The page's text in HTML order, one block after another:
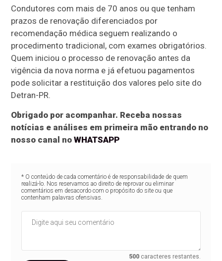
Condutores com mais de 70 anos ou que tenham
prazos de renovação diferenciados por
recomendação médica seguem realizando o
procedimento tradicional, com exames obrigatórios.
Quem iniciou o processo de renovação antes da
vigência da nova norma e já efetuou pagamentos
pode solicitar a restituição dos valores pelo site do
Detran-PR.
Obrigado por acompanhar. Receba nossas
notícias e análises em primeira mão entrando no
nosso canal noWHATSAPP
* O conteúdo de cada comentário é de responsabilidade de quem
realizá-lo. Nos reservamos ao direito de reprovar ou eliminar
comentários em desacordo com o propósito do site ou que
contenham palavras ofensivas.
500 caracteres restantes.